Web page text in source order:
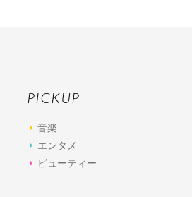
PICKUP
音楽
エンタメ
ビューティー